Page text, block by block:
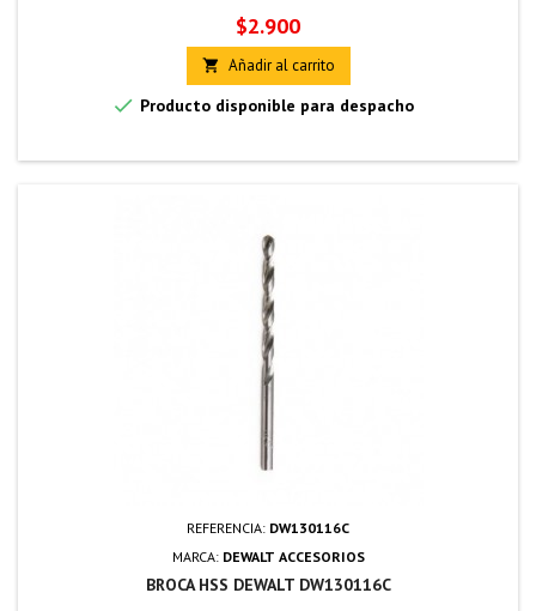
Precio
$2.900
 Añadir al carrito
 Producto disponible para despacho
REFERENCIA: DW130116C
MARCA: DEWALT ACCESORIOS
BROCA HSS DEWALT DW130116C